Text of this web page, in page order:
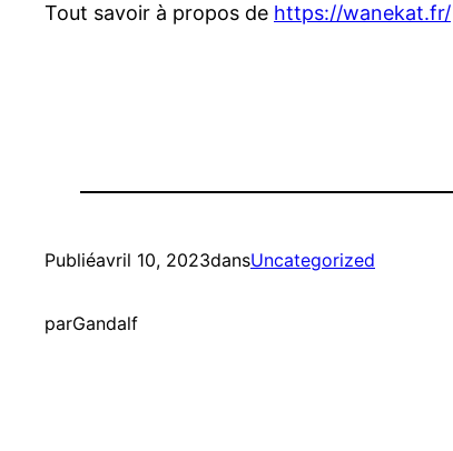
Tout savoir à propos de https://wanekat.fr/
Publiéavril 10, 2023dansUncategorized
parGandalf